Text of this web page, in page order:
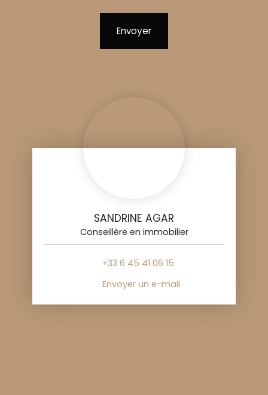
Envoyer
SANDRINE AGAR
Conseillère en immobilier
+33 6 45 41 06 15
Envoyer un e-mail